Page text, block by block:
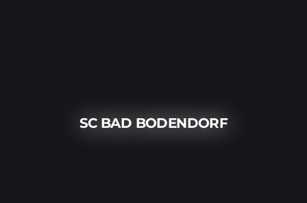
SC BAD BODENDORF